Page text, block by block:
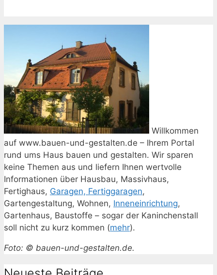
Willkommen
auf www.bauen-und-gestalten.de – Ihrem Portal
rund ums Haus bauen und gestalten. Wir sparen
keine Themen aus und liefern Ihnen wertvolle
Informationen über Hausbau, Massivhaus,
Fertighaus, Garagen, Fertiggaragen,
Gartengestaltung, Wohnen, Inneneinrichtung,
Gartenhaus, Baustoffe – sogar der Kaninchenstall
soll nicht zu kurz kommen (mehr).
Foto: © bauen-und-gestalten.de.